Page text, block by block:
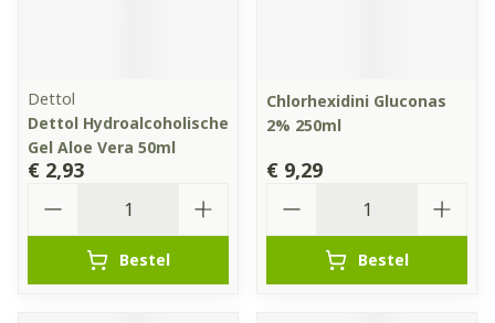
Dettol
Dettol Hydroalcoholische
Gel Aloe Vera 50ml
€ 2,93
Bestel
Chlorhexidini Gluconas
2% 250ml
€ 9,29
Bestel